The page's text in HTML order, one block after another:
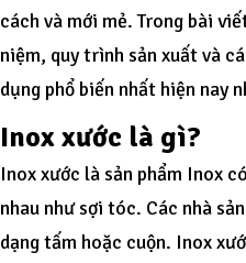
cách và mới mẻ. Trong bài
niệm, quy trình sản xuất và
dụng phổ biến nhất hiện nay
Inox xước là gì?
Inox xước là sản phẩm Inox
nhau như sợi tóc. Các nhà
dạng tấm hoặc cuộn. Inox